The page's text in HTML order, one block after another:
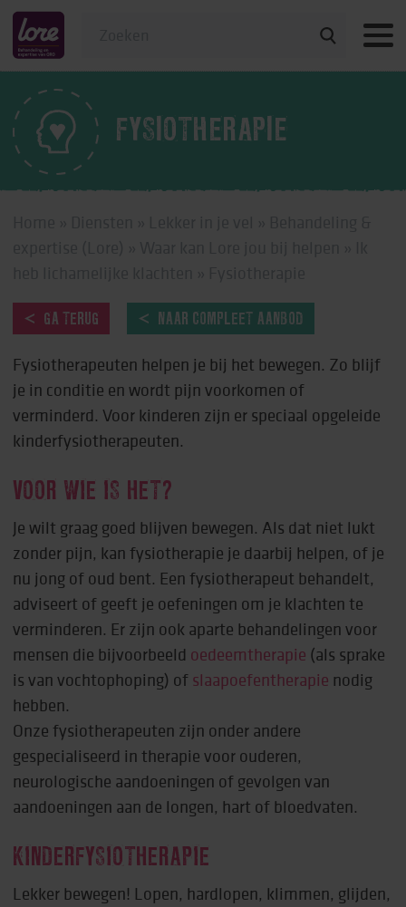
Veelgestelde vragen
FYSIOTHERAPIE
GA TERUG NAAR COMPLEET AANBOD
Fysiotherapeuten helpen je bij het bewegen. Zo blijf
je in conditie en wordt pijn voorkomen of
verminderd. Voor kinderen zijn er speciaal opgeleide
kinderfysiotherapeuten.
VOOR WIE IS HET?
Je wilt graag goed blijven bewegen. Als dat niet lukt
zonder pijn, kan fysiotherapie je daarbij helpen, of je
nu jong of oud bent. Een fysiotherapeut behandelt,
adviseert of geeft je oefeningen om je klachten te
verminderen. Er zijn ook aparte behandelingen voor
mensen die bijvoorbeeld oedeemtherapie (als sprake
is van vochtophoping) of slaapoefentherapie nodig
hebben.
Onze fysiotherapeuten zijn onder andere
gespecialiseerd in therapie voor ouderen,
neurologische aandoeningen of gevolgen van
aandoeningen aan de longen, hart of bloedvaten.
KINDERFYSIOTHERAPIE
Lekker bewegen! Lopen, hardlopen, klimmen, glijden,